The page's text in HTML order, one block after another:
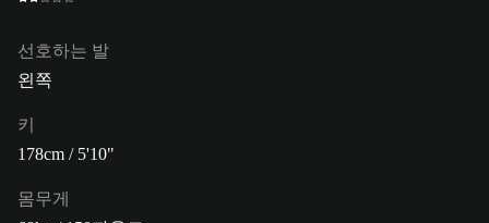
선호하는 발
왼쪽
키
178cm / 5'10"
몸무게